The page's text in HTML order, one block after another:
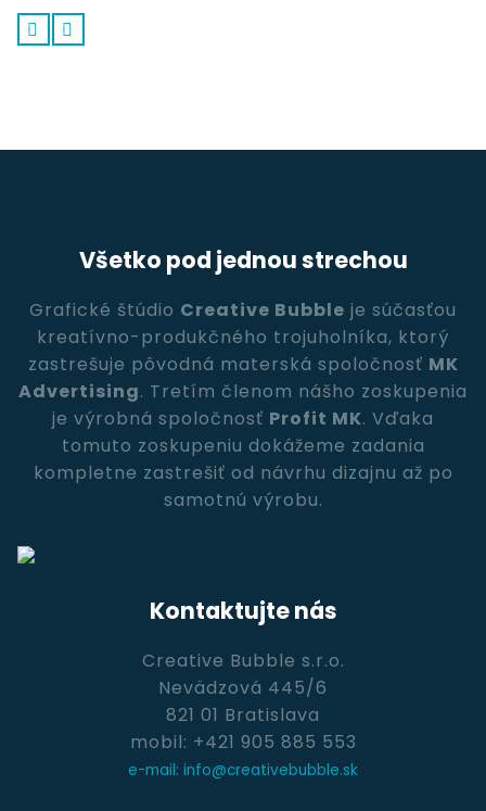
Všetko pod jednou strechou
Grafické štúdio Creative Bubble je súčasťou
kreatívno-produkčného trojuholníka, ktorý
zastrešuje pôvodná materská spoločnosť MK
Advertising. Tretím členom nášho zoskupenia
je výrobná spoločnosť Profit MK. Vďaka
tomuto zoskupeniu dokážeme zadania
kompletne zastrešiť od návrhu dizajnu až po
samotnú výrobu.
Kontaktujte nás
Creative Bubble s.r.o.
Nevädzová 445/6
821 01 Bratislava
mobil: +421 905 885 553
e-mail: info@creativebubble.sk